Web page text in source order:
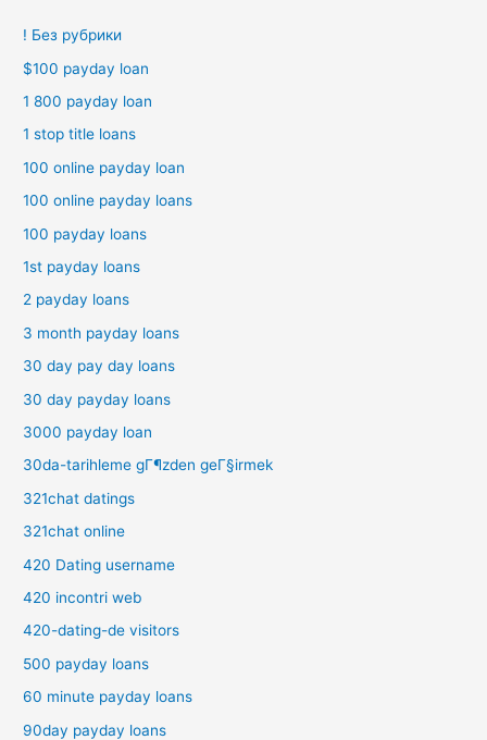
! Без рубрики
$100 payday loan
1 800 payday loan
1 stop title loans
100 online payday loan
100 online payday loans
100 payday loans
1st payday loans
2 payday loans
3 month payday loans
30 day pay day loans
30 day payday loans
3000 payday loan
30da-tarihleme gГ¶zden geГ§irmek
321chat datings
321chat online
420 Dating username
420 incontri web
420-dating-de visitors
500 payday loans
60 minute payday loans
90day payday loans